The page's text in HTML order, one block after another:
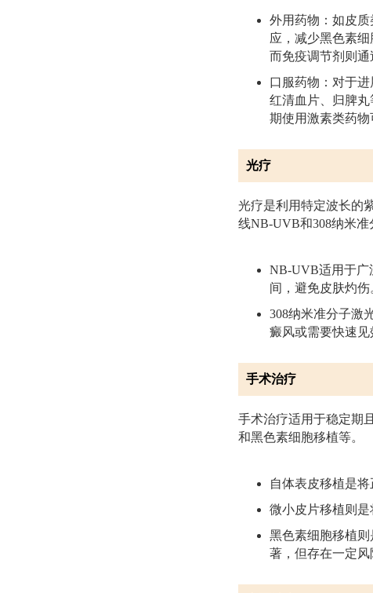
外用药物：如皮
应，减少黑色素
而免疫调节剂则通
口服药物：对于
红清血片、归脾
期使用激素类药物
光疗
光疗是利用特定波长的
线NB-UVB和308纳米准
NB-UVB适用于广
间，避免皮肤灼伤
308纳米准分子激
癜风或需要快速见
手术治疗
手术治疗适用于稳定期
和黑色素细胞移植等。
自体表皮移植是
微小皮片移植则是
黑色素细胞移植
著，但存在一定风